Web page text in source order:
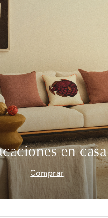
en casa
Comprar